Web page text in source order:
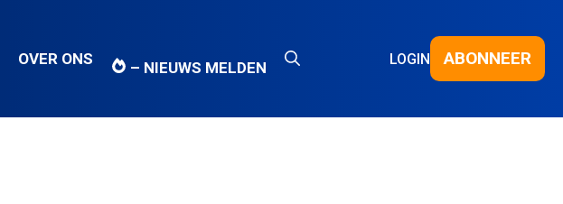
OVER ONS – NIEUWS MELDEN LOGIN ABONNEER